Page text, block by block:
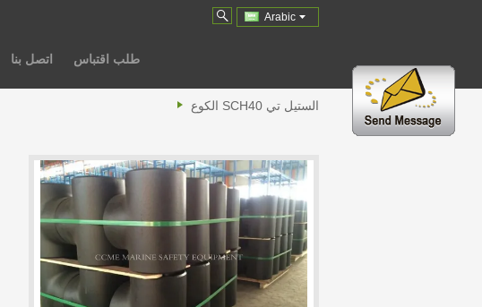
Arabic
اتصل بنا طلب اقتباس
الستيل تي SCH40 الكوع